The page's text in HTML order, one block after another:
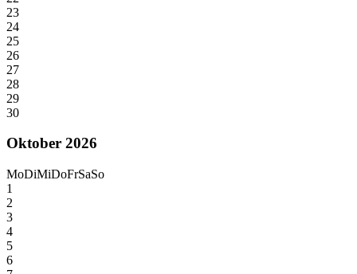
23
24
25
26
27
28
29
30
Oktober 2026
MoDiMiDoFrSaSo
1
2
3
4
5
6